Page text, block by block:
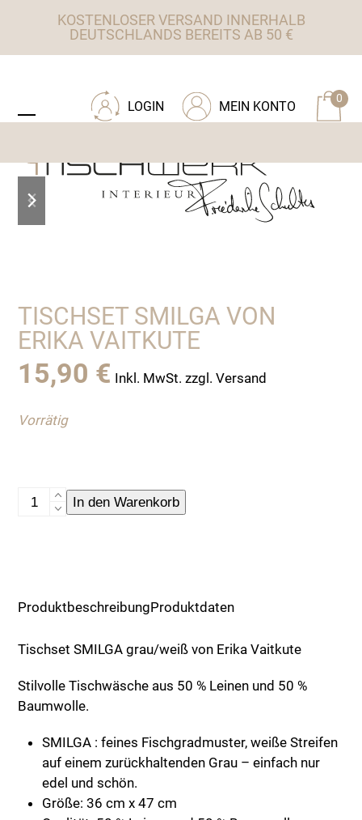
KOSTENLOSER VERSAND INNERHALB
DEUTSCHLANDS BEREITS AB 50 €
0
MEIN KONTO
LOGIN
mobile
mobile
slide
slide
TISCHSET SMILGA VON
ERIKA VAITKUTE
15,90 € Inkl. MwSt. zzgl. Versand
Vorrätig
Tischset
Menge
In den Warenkorb
ProduktbeschreibungProduktdaten
Tischset SMILGA grau/weiß von Erika Vaitkute
Stilvolle Tischwäsche aus 50 % Leinen und 50 %
Baumwolle.
SMILGA : feines Fischgradmuster, weiße Streifen
auf einem zurückhaltenden Grau – einfach nur
edel und schön.
Größe: 36 cm x 47 cm